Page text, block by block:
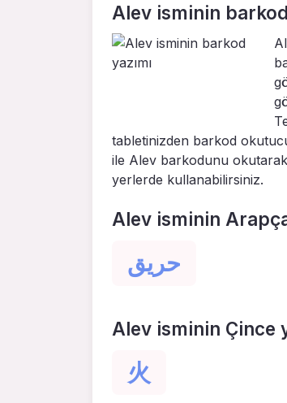
Alev isminin barkod
tabletinizden barkod
ile Alev barkodunu
yerlerde kullanabilirsiniz.
Alev isminin Arapça
حريق
Alev isminin Çince
火